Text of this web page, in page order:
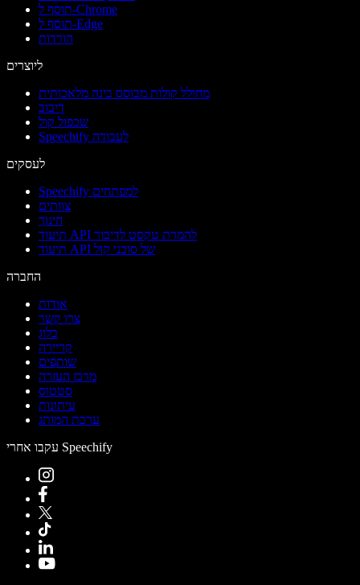
תוסף ל-Chrome
תוסף ל-Edge
הורדות
ליוצרים
מחולל קולות מבוסס בינה מלאכותית
דיבוב
שכפול קול
Speechify לעבודה
לעסקים
Speechify למפתחים
צוותים
חינוך
תיעוד API להמרת טקסט לדיבור
תיעוד API של סוכני קול
החברה
אודות
צרו קשר
בלוג
קריירה
שותפים
מרכז העזרה
סטטוס
עיתונות
ערכת המותג
עקבו אחרי Speechify